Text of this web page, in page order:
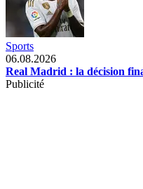
Sports
06.08.2026
Real Madrid : la décision
Publicité